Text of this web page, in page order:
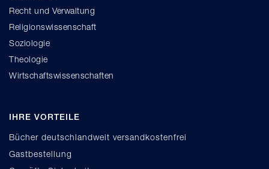
Recht und Verwaltung
Religionswissenschaft
Soziologie
Theologie
Wirtschaftswissenschaften
IHRE VORTEILE
Bücher deutschlandweit versandkostenfrei
Gastbestellung